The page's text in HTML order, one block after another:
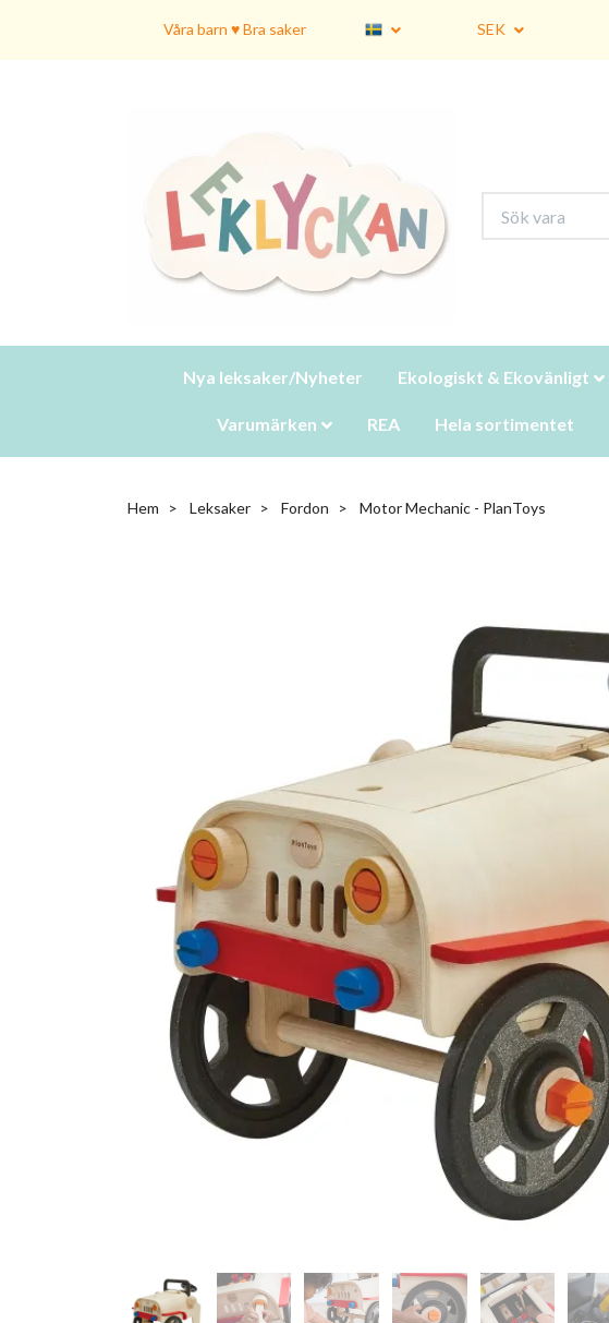
Våra barn ♥ Bra saker SEK
Nya leksaker/Nyheter Ekologiskt & Ekovänligt
Varumärken REA Hela sortimentet
Hem Leksaker Fordon Motor Mechanic - PlanToys